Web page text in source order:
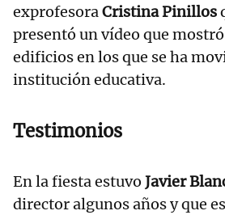
exprofesoraCristina Pinillos
presentó un vídeo que
edificios en los que se ha
institución educativa.
Testimonios
En la fiesta estuvo Javier
director algunos años y que